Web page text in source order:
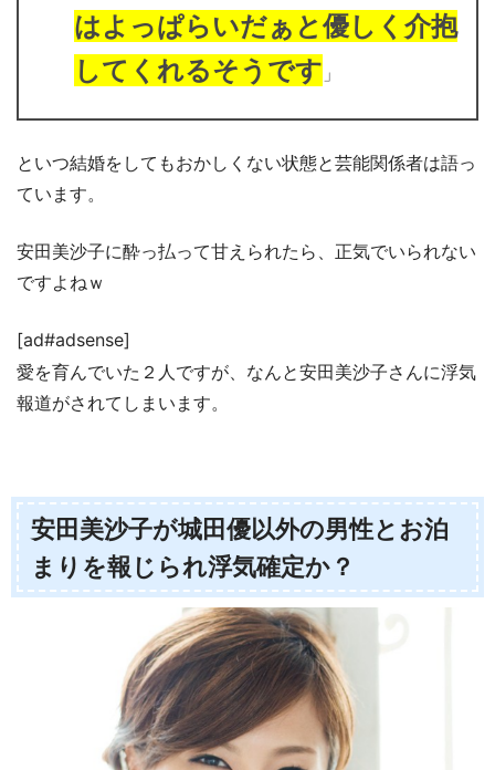
はよっぱらいだぁと優しく介抱
してくれるそうです 」
といつ結婚をしてもおかしくない状態と芸能関係者は語っ
ています。
安田美沙子に酔っ払って甘えられたら、正気でいられない
ですよねｗ
[ad#adsense]
愛を育んでいた２人ですが、なんと安田美沙子さんに浮気
報道がされてしまいます。
安田美沙子が城田優以外の男性とお泊
まりを報じられ浮気確定か？